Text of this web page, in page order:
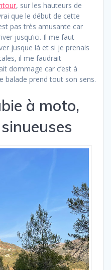
, sur les hauteurs de
que le début de cette
pas très amusante car
jusqu’ici. Il me faut
jusque là et si je prenais
il me faudrait
dommage car c’est à
balade prend tout son sens.
à moto,